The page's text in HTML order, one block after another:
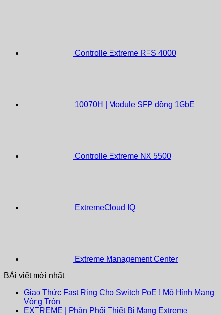
Controlle Extreme RFS 4000
10070H | Module SFP đồng 1GbE
Controlle Extreme NX 5500
ExtremeCloud IQ
Extreme Management Center
BÀi viết mới nhất
Giao Thức Fast Ring Cho Switch PoE ! Mô Hình Mạng
Vòng Tròn
EXTREME | Phân Phối Thiết Bị Mạng Extreme